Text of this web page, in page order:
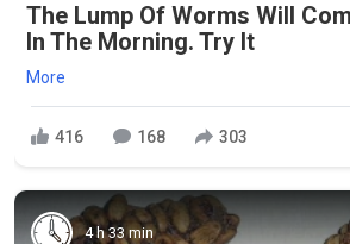
The Lump Of Worms Will
In The Morning. Try It
More
416 168 303
4 h 33 min